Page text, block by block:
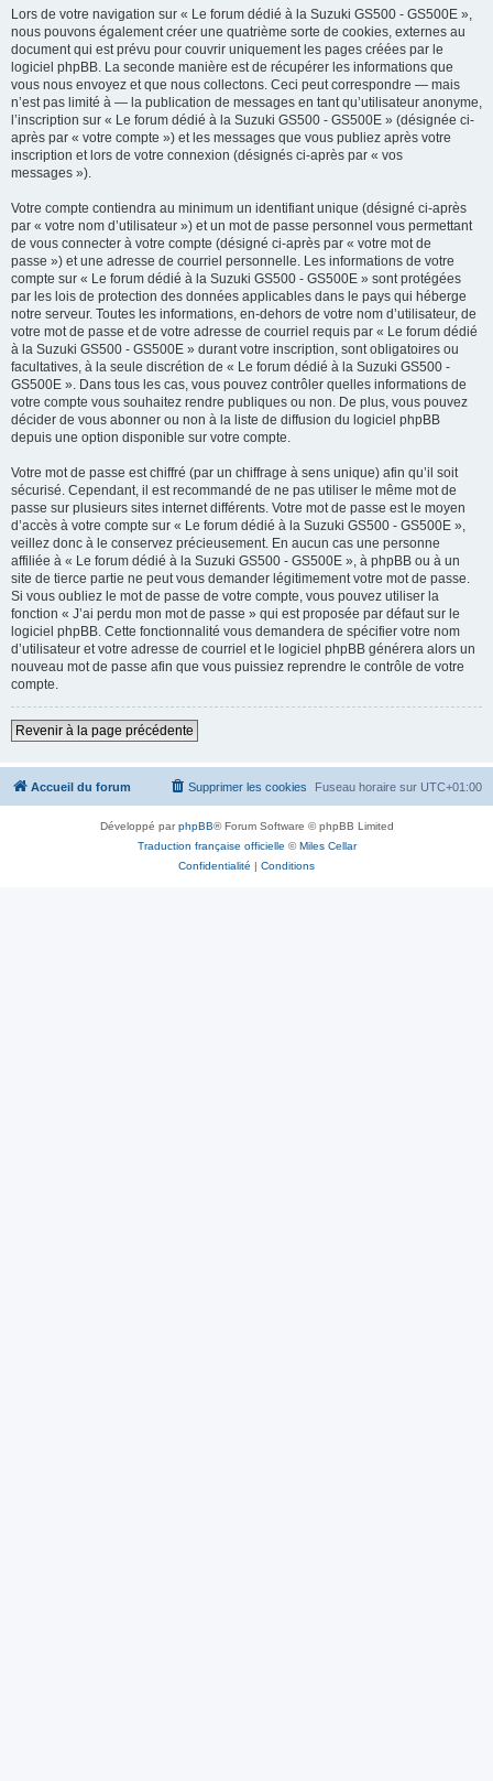
Lors de votre navigation sur « Le forum dédié à la Suzuki GS500 - GS500E »,
nous pouvons également créer une quatrième sorte de cookies, externes au
document qui est prévu pour couvrir uniquement les pages créées par le
logiciel phpBB. La seconde manière est de récupérer les informations que
vous nous envoyez et que nous collectons. Ceci peut correspondre — mais
n’est pas limité à — la publication de messages en tant qu’utilisateur anonyme,
l’inscription sur « Le forum dédié à la Suzuki GS500 - GS500E » (désignée ci-
après par « votre compte ») et les messages que vous publiez après votre
inscription et lors de votre connexion (désignés ci-après par « vos
messages »).
Votre compte contiendra au minimum un identifiant unique (désigné ci-après
par « votre nom d’utilisateur ») et un mot de passe personnel vous permettant
de vous connecter à votre compte (désigné ci-après par « votre mot de
passe ») et une adresse de courriel personnelle. Les informations de votre
compte sur « Le forum dédié à la Suzuki GS500 - GS500E » sont protégées
par les lois de protection des données applicables dans le pays qui héberge
notre serveur. Toutes les informations, en-dehors de votre nom d’utilisateur, de
votre mot de passe et de votre adresse de courriel requis par « Le forum dédié
à la Suzuki GS500 - GS500E » durant votre inscription, sont obligatoires ou
facultatives, à la seule discrétion de « Le forum dédié à la Suzuki GS500 -
GS500E ». Dans tous les cas, vous pouvez contrôler quelles informations de
votre compte vous souhaitez rendre publiques ou non. De plus, vous pouvez
décider de vous abonner ou non à la liste de diffusion du logiciel phpBB
depuis une option disponible sur votre compte.
Votre mot de passe est chiffré (par un chiffrage à sens unique) afin qu’il soit
sécurisé. Cependant, il est recommandé de ne pas utiliser le même mot de
passe sur plusieurs sites internet différents. Votre mot de passe est le moyen
d’accès à votre compte sur « Le forum dédié à la Suzuki GS500 - GS500E »,
veillez donc à le conservez précieusement. En aucun cas une personne
affiliée à « Le forum dédié à la Suzuki GS500 - GS500E », à phpBB ou à un
site de tierce partie ne peut vous demander légitimement votre mot de passe.
Si vous oubliez le mot de passe de votre compte, vous pouvez utiliser la
fonction « J’ai perdu mon mot de passe » qui est proposée par défaut sur le
logiciel phpBB. Cette fonctionnalité vous demandera de spécifier votre nom
d’utilisateur et votre adresse de courriel et le logiciel phpBB générera alors un
nouveau mot de passe afin que vous puissiez reprendre le contrôle de votre
compte.
Revenir à la page précédente
Accueil du forum Fuseau horaire sur UTC+01:00
Supprimer les cookies
Développé parphpBB® Forum Software © phpBB Limited
Traduction française officielle ©Miles Cellar
Confidentialité | Conditions